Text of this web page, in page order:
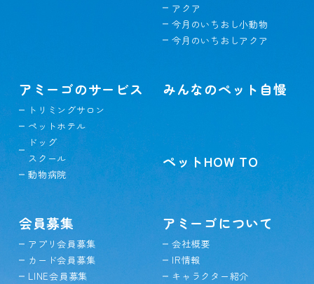
アクア
今月のいちおし小動物
今月のいちおしアクア
アミーゴのサービス
トリミングサロン
ペットホテル
ドッグ
スクール
動物病院
みんなのペット自慢
ペットHOW TO
会員募集
アプリ会員募集
カード会員募集
LINE会員募集
アミーゴについて
会社概要
IR情報
キャラクター紹介